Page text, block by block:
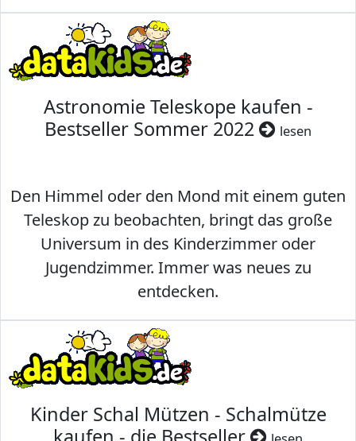
Astronomie Teleskope kaufen -
Bestseller Sommer 2022
lesen
Den Himmel oder den Mond mit einem guten
Teleskop zu beobachten, bringt das große
Universum in des Kinderzimmer oder
Jugendzimmer. Immer was neues zu
entdecken.
Kinder Schal Mützen - Schalmütze